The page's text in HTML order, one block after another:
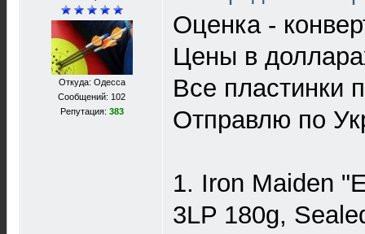
Откуда: Одесса
Сообщений: 102
Репутация: 383
Оценка -
Цены в
Все пластинки
Отправлю по
1. Iron Maiden
3LP 180g,